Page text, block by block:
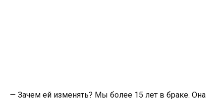
— Зачем ей изменять? Мы более 15 лет в браке. Она